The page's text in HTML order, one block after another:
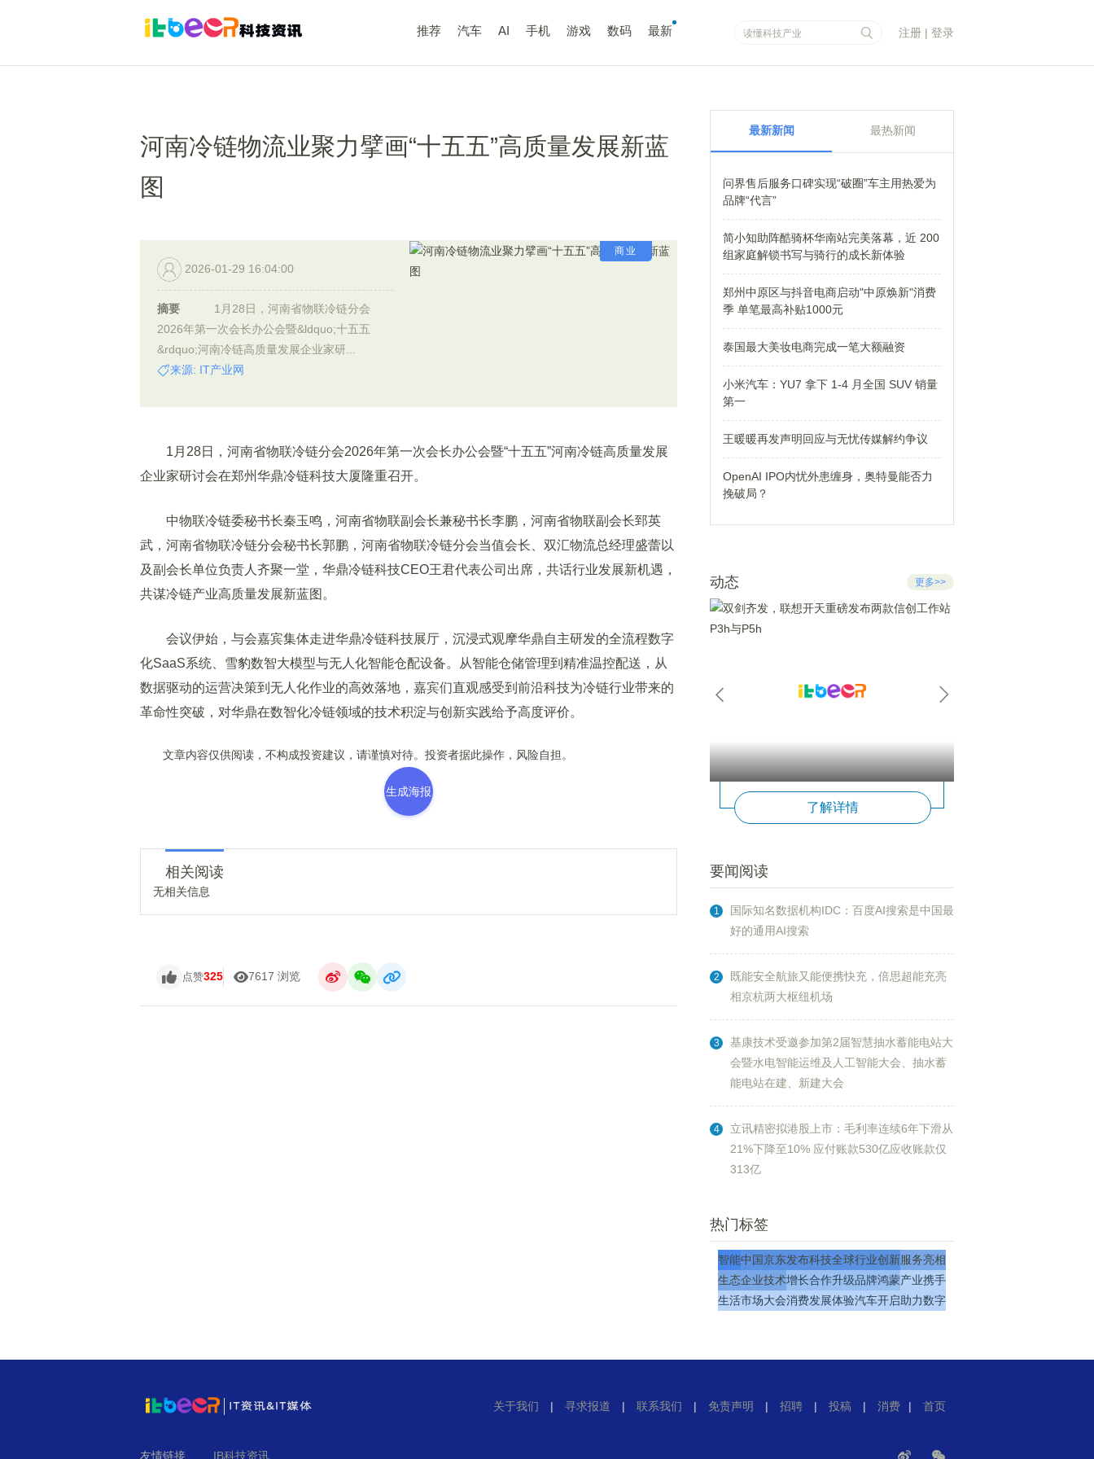
推荐 汽车 AI 手机 游戏 数码 最新 注册 | 登录
河南冷链物流业聚力擘画“十五五”高质量发展新蓝
图
商业
2026-01-29 16:04:00
摘要
1月28日，河南省物联冷链分会
2026年第一次会长办公会暨&ldquo;十五五
&rdquo;河南冷链高质量发展企业家研...
来源: IT产业网
1月28日，河南省物联冷链分会2026年第一次会长办公会暨“十五五”河南冷链高质量发展
企业家研讨会在郑州华鼎冷链科技大厦隆重召开。
中物联冷链委秘书长秦玉鸣，河南省物联副会长兼秘书长李鹏，河南省物联副会长郅英
武，河南省物联冷链分会秘书长郭鹏，河南省物联冷链分会当值会长、双汇物流总经理盛蕾以
及副会长单位负责人齐聚一堂，华鼎冷链科技CEO王君代表公司出席，共话行业发展新机遇，
共谋冷链产业高质量发展新蓝图。
会议伊始，与会嘉宾集体走进华鼎冷链科技展厅，沉浸式观摩华鼎自主研发的全流程数字
化SaaS系统、雪豹数智大模型与无人化智能仓配设备。从智能仓储管理到精准温控配送，从
数据驱动的运营决策到无人化作业的高效落地，嘉宾们直观感受到前沿科技为冷链行业带来的
革命性突破，对华鼎在数智化冷链领域的技术积淀与创新实践给予高度评价。
文章内容仅供阅读，不构成投资建议，请谨慎对待。投资者据此操作，风险自担。
生成海报
相关阅读
无相关信息
点赞325 7617 浏览
最新新闻 最热新闻
问界售后服务口碑实现“破圈”车主用热爱为
品牌“代言”
简小知助阵酷骑杯华南站完美落幕，近 200
组家庭解锁书写与骑行的成长新体验
郑州中原区与抖音电商启动"中原焕新"消费
季 单笔最高补贴1000元
泰国最大美妆电商完成一笔大额融资
小米汽车：YU7 拿下 1-4 月全国 SUV 销量
第一
王暖暖再发声明回应与无忧传媒解约争议
OpenAI IPO内忧外患缠身，奥特曼能否力
挽破局？
动态 更多>>
了解详情
要闻阅读
1
国际知名数据机构IDC：百度AI搜索是中国最
好的通用AI搜索
2
既能安全航旅又能便携快充，倍思超能充亮
相京杭两大枢纽机场
3
基康技术受邀参加第2届智慧抽水蓄能电站大
会暨水电智能运维及人工智能大会、抽水蓄
能电站在建、新建大会
4
立讯精密拟港股上市：毛利率连续6年下滑从
21%下降至10% 应付账款530亿应收账款仅
313亿
热门标签
智能中国京东发布科技全球行业创新服务亮相
生态企业技术增长合作升级品牌鸿蒙产业携手
生活市场大会消费发展体验汽车开启助力数字
关于我们 | 寻求报道 | 联系我们 | 免责声明 | 招聘 | 投稿 | 消费 | 首页
友情链接 IB科技资讯